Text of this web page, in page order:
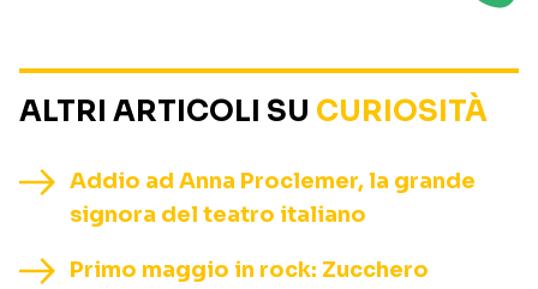
ALTRI ARTICOLI SU CURIOSITÀ
Addio ad Anna Proclemer, la grande
signora del teatro italiano
Primo maggio in rock: Zucchero